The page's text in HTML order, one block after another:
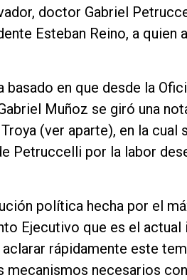
doctor Gabriel
Esteban Reino, a quien
en que desde la
Muñoz se giró una
(ver aparte), en la cual
Petruccelli por la labor
política hecha por el
Ejecutivo que es el actual
rápidamente este
mecanismos necesarios